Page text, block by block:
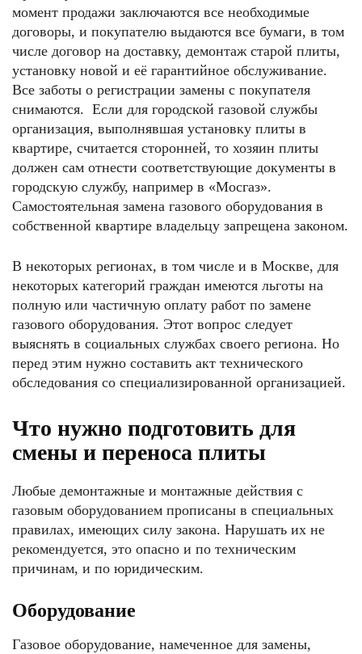
момент продажи заключаются все необходимые
договоры, и покупателю выдаются все бумаги, в том
числе договор на доставку, демонтаж старой плиты,
установку новой и её гарантийное обслуживание.
Все заботы о регистрации замены с покупателя
снимаются. Если для городской газовой службы
организация, выполнявшая установку плиты в
квартире, считается сторонней, то хозяин плиты
должен сам отнести соответствующие документы в
городскую службу, например в «Мосгаз».
Самостоятельная замена газового оборудования в
собственной квартире владельцу запрещена законом.
В некоторых регионах, в том числе и в Москве, для
некоторых категорий граждан имеются льготы на
полную или частичную оплату работ по замене
газового оборудования. Этот вопрос следует
выяснять в социальных службах своего региона. Но
перед этим нужно составить акт технического
обследования со специализированной организацией.
Что нужно подготовить для
смены и переноса плиты
Любые демонтажные и монтажные действия с
газовым оборудованием прописаны в специальных
правилах, имеющих силу закона. Нарушать их не
рекомендуется, это опасно и по техническим
причинам, и по юридическим.
Оборудование
Газовое оборудование, намеченное для замены,